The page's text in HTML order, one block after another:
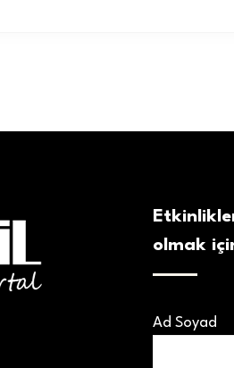
olmak
Ad Soyad